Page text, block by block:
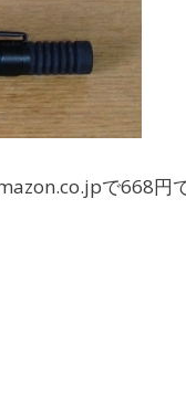
で668円